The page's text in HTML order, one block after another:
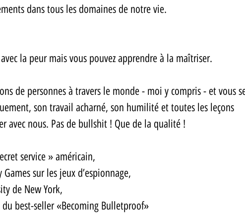
dans tous les domaines de notre vie.
la peur mais vous pouvez apprendre à la maîtriser.
de personnes à travers le monde - moi y compris - et vous
son travail acharné, son humilité et toutes les leçons
avec nous. Pas de bullshit ! Que de la qualité !
service » américain,
sur les jeux d’espionnage,
de New York,
best-seller «Becoming Bulletproof»